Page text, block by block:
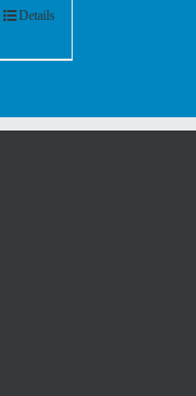
Details